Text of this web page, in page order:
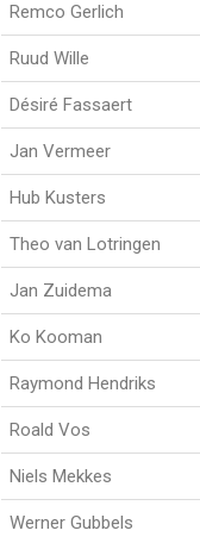
Remco Gerlich
Ruud Wille
Désiré Fassaert
Jan Vermeer
Hub Kusters
Theo van Lotringen
Jan Zuidema
Ko Kooman
Raymond Hendriks
Roald Vos
Niels Mekkes
Werner Gubbels